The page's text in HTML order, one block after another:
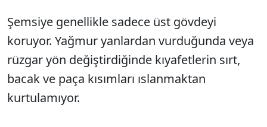
Şemsiye genellikle sadece üst gövdeyi
koruyor. Yağmur yanlardan vurduğunda veya
rüzgar yön değiştirdiğinde kıyafetlerin sırt,
bacak ve paça kısımları ıslanmaktan
kurtulamıyor.